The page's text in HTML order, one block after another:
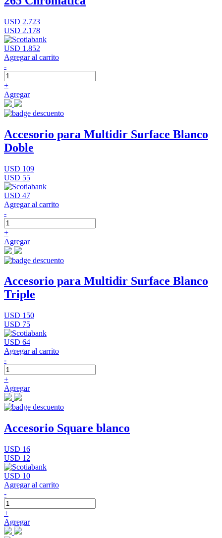
USD 2.723
USD 2.178
USD 1.852
Agregar al carrito
-
+
Agregar
Accesorio para Multidir Surface Blanco
Doble
USD 109
USD 55
USD 47
Agregar al carrito
-
+
Agregar
Accesorio para Multidir Surface Blanco
Triple
USD 150
USD 75
USD 64
Agregar al carrito
-
+
Agregar
Accesorio Square blanco
USD 16
USD 12
USD 10
Agregar al carrito
-
+
Agregar